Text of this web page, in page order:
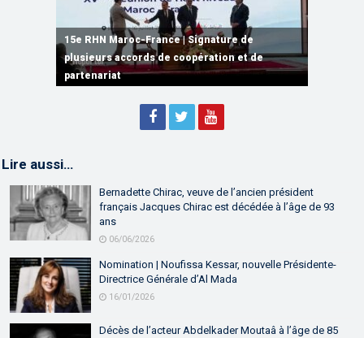
15e RHN Maroc-France | Signature de
plusieurs accords de coopération et de
partenariat
15e RHN Maroc-France | Discours de
Sébastien Lecornu premier ministre français
15e Réunion de Haut Niveau Maroc-France |
Discours de M. Aziz Akhannouch
Lire aussi…
Bernadette Chirac, veuve de l’ancien président
français Jacques Chirac est décédée à l’âge de 93
ans
06/06/2026
Nomination | Noufissa Kessar, nouvelle Présidente-
Directrice Générale d’Al Mada
16/01/2026
Décès de l’acteur Abdelkader Moutaâ à l’âge de 85